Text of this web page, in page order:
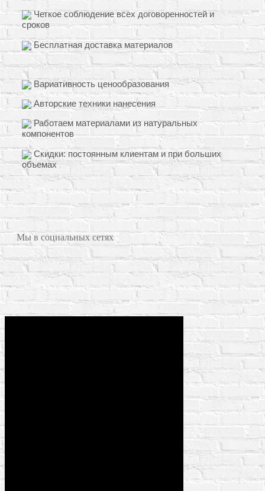
Четкое соблюдение всех договоренностей и
сроков
Бесплатная доставка материалов
Вариативность ценообразования
Авторские техники нанесения
Работаем материалами из натуральных
компонентов
Скидки: постоянным клиентам и при больших
объемах
Мы в социальных сетях